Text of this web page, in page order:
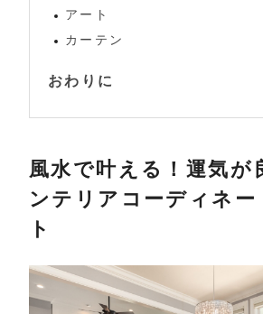
アート
カーテン
おわりに
風水で叶える！運気が
ンテリアコーディネー
ト